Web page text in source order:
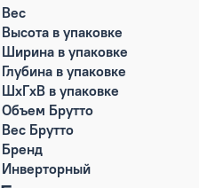
Вес
Высота в упаковке
Ширина в упаковке
Глубина в упаковке
ШxГxВ в упаковке
Объем Брутто
Вес Брутто
Бренд
Инверторный